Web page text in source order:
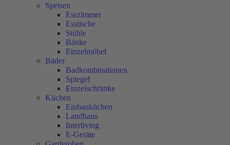
Speisen
Esszimmer
Esstische
Stühle
Bänke
Einzelmöbel
Bäder
Badkombinationen
Spiegel
Einzelschränke
Küchen
Einbauküchen
Landhaus
Interliving
E-Geräte